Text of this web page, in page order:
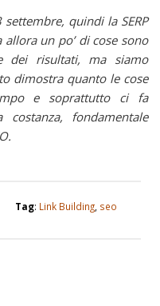
quindi la SERP
un po’ di cose sono
dei risultati, ma siamo
dimostra quanto le cose
e soprattutto ci fa
costanza, fondamentale
Tag: Link Building, seo